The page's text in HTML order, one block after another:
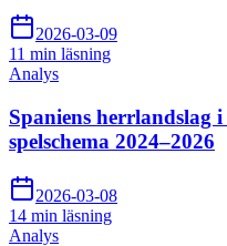
2026-03-09
11 min läsning
Analys
Spaniens herrlandslag
spelschema 2024–2026
2026-03-08
14 min läsning
Analys